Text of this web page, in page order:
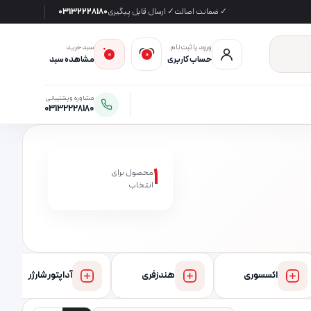
✓ ضمانت اصالت✓ ارسال قابل پیگیری03132228180
ورود یا ثبت‌نام
حساب کاربری 0
0
سبد خرید
مشاهده سبد
مشاوره و پشتیبانی
03132228180
1محصول برای
انتخاب
اکسسوری هندزفری آداپتور شارژر